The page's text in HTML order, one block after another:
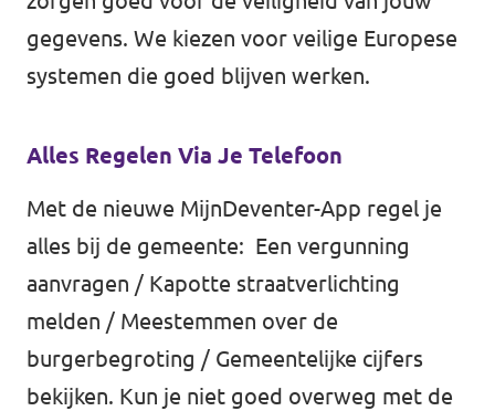
Enschede
Zwolle
gegevens. We kiezen voor veilige Europese
systemen die goed blijven werken.
Alles Regelen Via Je Telefoon
Met de nieuwe MijnDeventer-App regel je
alles bij de gemeente: Een vergunning
aanvragen / Kapotte straatverlichting
melden / Meestemmen over de
burgerbegroting / Gemeentelijke cijfers
bekijken. Kun je niet goed overweg met de